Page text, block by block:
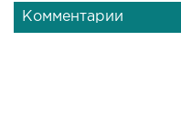
Комментарии